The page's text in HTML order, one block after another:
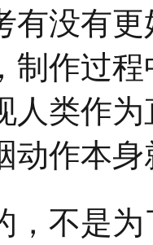
有没有
制作过
人类作
动作本
，不是